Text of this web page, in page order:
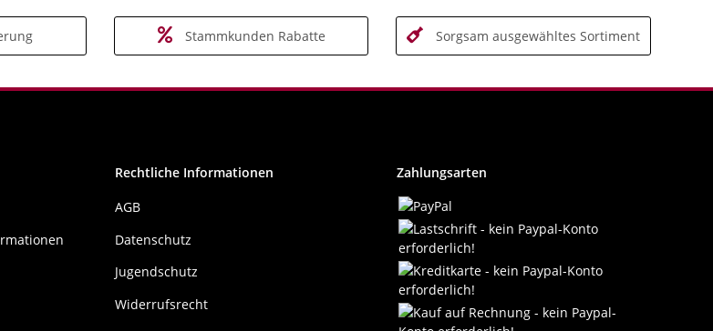
Stammkunden Rabatte Sorgsam ausgewähltes Sortiment
Rechtliche Informationen
AGB
Datenschutz
Jugendschutz
Widerrufsrecht
Zahlungsarten